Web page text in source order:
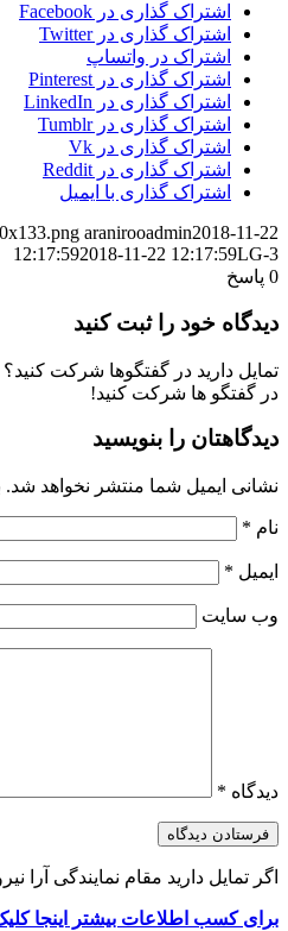
اشتراک گذاری در Facebook
اشتراک گذاری در Twitter
اشتراک در واتساپ
اشتراک گذاری در Pinterest
اشتراک گذاری در LinkedIn
اشتراک گذاری در Tumblr
اشتراک گذاری در Vk
اشتراک گذاری در Reddit
اشتراک گذاری با ایمیل
aranirooadmin2018-11-22
12:17:592018-11-22 12:17:59LG-3
0 پاسخ
دیدگاه خود را ثبت کنید
تمایل دارید در گفتگوها شرکت کنید؟
در گفتگو ها شرکت کنید!
دیدگاهتان را بنویسید
نشانی ایمیل شما منتشر نخواهد شد.
نام *
ایمیل *
وب‌ سایت
دیدگاه *
اگر تمایل دارید مقام نمایندگی آرا
برای کسب اطلاعات بیشتر اینجا